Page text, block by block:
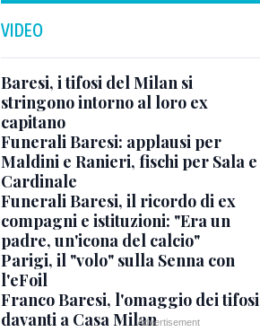
VIDEO
Baresi, i tifosi del Milan si
stringono intorno al loro ex
capitano
Funerali Baresi: applausi per
Maldini e Ranieri, fischi per Sala e
Cardinale
Funerali Baresi, il ricordo di ex
compagni e istituzioni: "Era un
padre, un'icona del calcio"
Parigi, il "volo" sulla Senna con
l'eFoil
Franco Baresi, l'omaggio dei tifosi
davanti a Casa Milan